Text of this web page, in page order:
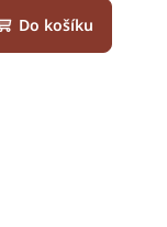
Do košíku